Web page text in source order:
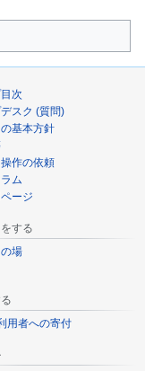
次
スク (質問)
基本方針
作の依頼
ム
ージ
する
場
用者への寄付